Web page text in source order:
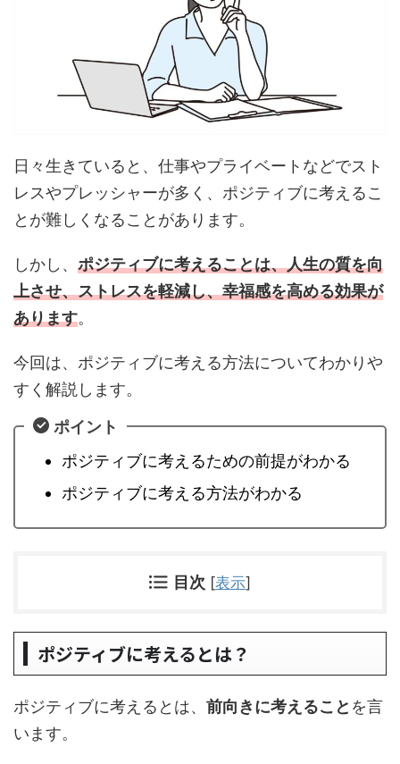
日々生きていると、仕事やプライベートなどでスト
レスやプレッシャーが多く、ポジティブに考えるこ
とが難しくなることがあります。
しかし、 ポジティブに考えることは、人生の質を向
上させ、ストレスを軽減し、幸福感を高める効果が
あります。
今回は、ポジティブに考える方法についてわかりや
すく解説します。
ポイント
ポジティブに考えるための前提がわかる
ポジティブに考える方法がわかる
目次 [表示]
ポジティブに考えるとは？
ポジティブに考えるとは、 前向きに考えること を言
います。